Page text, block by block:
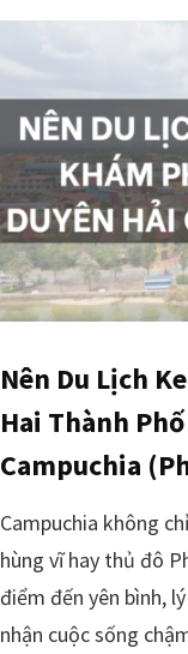
Nên Du Lịch
Hai Thành
Campuchia
Campuchia không
hùng vĩ hay thủ đô
điểm đến yên bình,
nhận cuộc sống